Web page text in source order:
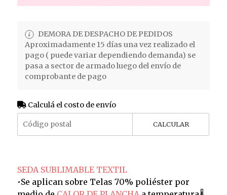
DEMORA DE DESPACHO DE PEDIDOS
Aproximadamente 15 días una vez realizado el
pago ( puede variar dependiendo demanda) se
pasa a sector de armado luego del envío de
comprobante de pago
Calculá el costo de envío
CALCULAR
SEDA SUBLIMABLE TEXTIL
•Se aplican sobre Telas 70% poliéster por